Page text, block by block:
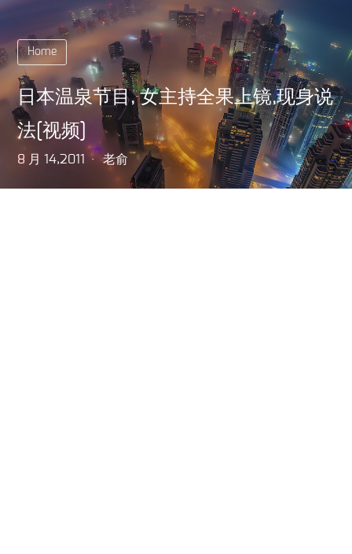
Home
日本温泉节目, 女主持全果上镜,现身说
法[视频]
8 月 14,2011 老俞